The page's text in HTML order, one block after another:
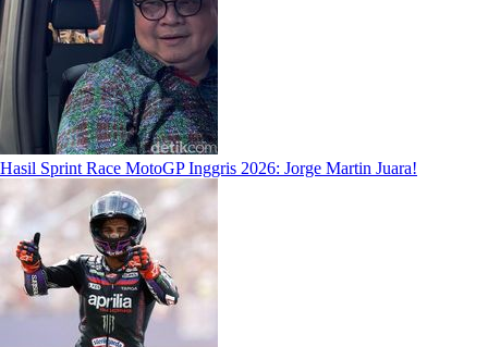
Hasil Sprint Race MotoGP Inggris 2026: Jorge Martin Juara!